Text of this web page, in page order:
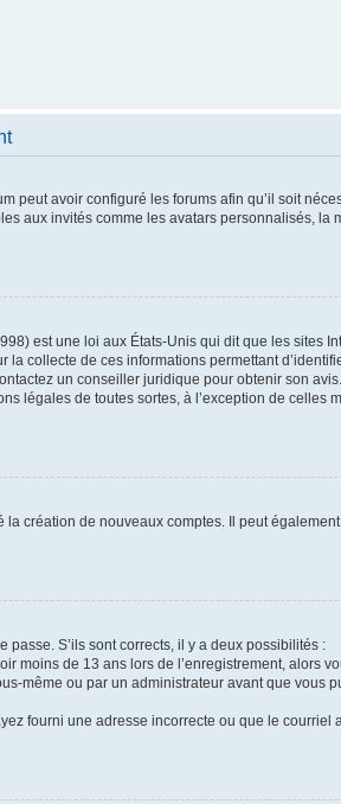
peut avoir configuré les forums afin qu’il soit
aux invités comme les avatars personnalisés, la
est une loi aux États-Unis qui dit que les sites
la collecte de ces informations permettant
un conseiller juridique pour obtenir son
légales de toutes sortes, à l’exception de
création de nouveaux comptes. Il peut
passe. S’ils sont corrects, il y a deux possibilités :
moins de 13 ans lors de l’enregistrement,
même ou par un administrateur avant que vous
fourni une adresse incorrecte ou que le